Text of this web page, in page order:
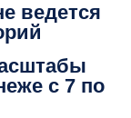
ведется
с 7 по